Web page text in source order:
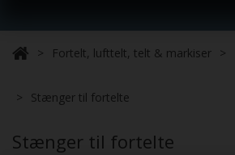
Fortelt, lufttelt, telt & markiser
Stænger til fortelte
Stænger til fortelte